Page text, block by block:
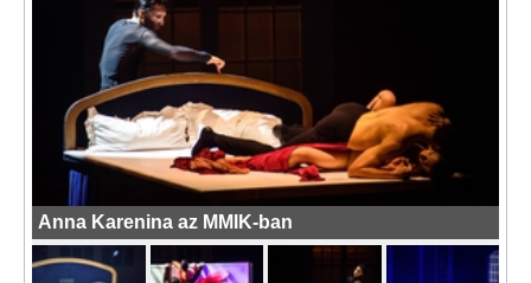
Anna Karenina az MMIK-ban